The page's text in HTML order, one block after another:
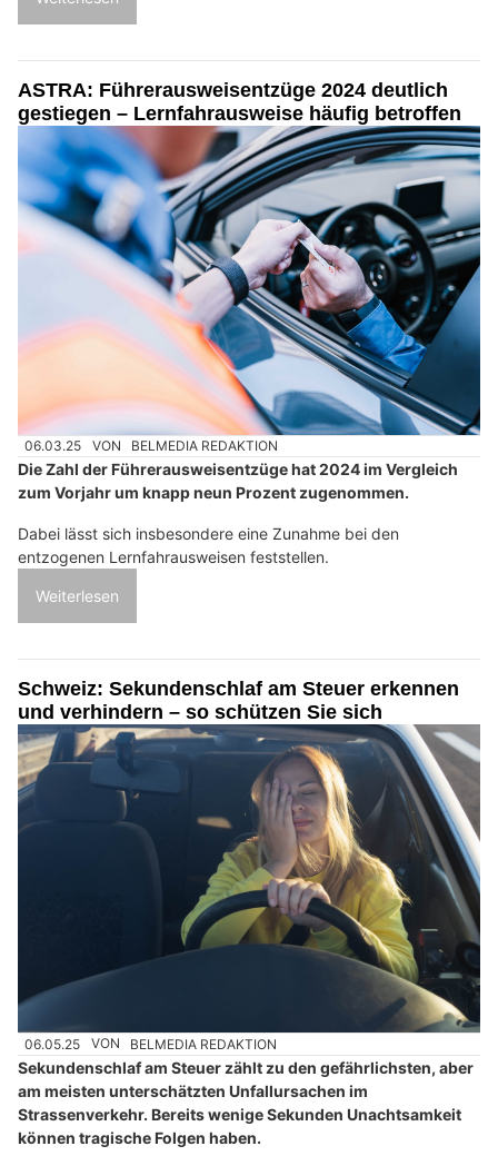
ASTRA: Führerausweisentzüge 2024 deutlich
gestiegen – Lernfahrausweise häufig betroffen
06.03.25 VON BELMEDIA REDAKTION
Die Zahl der Führerausweisentzüge hat 2024 im Vergleich
zum Vorjahr um knapp neun Prozent zugenommen.
Dabei lässt sich insbesondere eine Zunahme bei den
entzogenen Lernfahrausweisen feststellen.
Weiterlesen
Schweiz: Sekundenschlaf am Steuer erkennen
und verhindern – so schützen Sie sich
06.05.25 VON BELMEDIA REDAKTION
Sekundenschlaf am Steuer zählt zu den gefährlichsten, aber
am meisten unterschätzten Unfallursachen im
Strassenverkehr. Bereits wenige Sekunden Unachtsamkeit
können tragische Folgen haben.